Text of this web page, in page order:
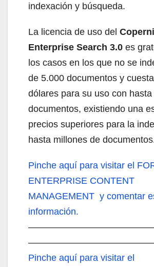
indexación y búsqueda.
La licencia de uso del
Enterprise Search 3.0 es
los casos en los que no se
de 5.000 documentos y
dólares para su uso con
documentos, existiendo una
precios superiores para la
hasta millones de
Pinche aquí para visitar el
ENTERPRISE CONTENT
MANAGEMENT y comentar
información.
Pinche aquí para visitar el